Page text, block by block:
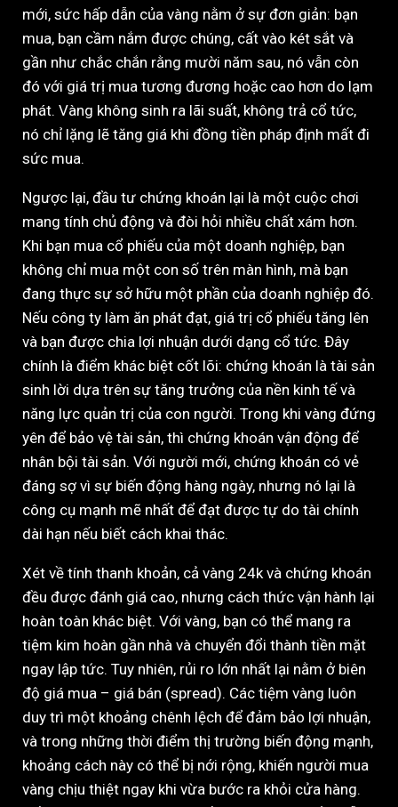
mới, sức hấp dẫn của vàng nằm ở sự đơn giản: bạn
mua, bạn cầm nắm được chúng, cất vào két sắt và
gần như chắc chắn rằng mười năm sau, nó vẫn còn
đó với giá trị mua tương đương hoặc cao hơn do lạm
phát. Vàng không sinh ra lãi suất, không trả cổ tức,
nó chỉ lặng lẽ tăng giá khi đồng tiền pháp định mất đi
sức mua.
Ngược lại, đầu tư chứng khoán lại là một cuộc chơi
mang tính chủ động và đòi hỏi nhiều chất xám hơn.
Khi bạn mua cổ phiếu của một doanh nghiệp, bạn
không chỉ mua một con số trên màn hình, mà bạn
đang thực sự sở hữu một phần của doanh nghiệp đó.
Nếu công ty làm ăn phát đạt, giá trị cổ phiếu tăng lên
và bạn được chia lợi nhuận dưới dạng cổ tức. Đây
chính là điểm khác biệt cốt lõi: chứng khoán là tài sản
sinh lời dựa trên sự tăng trưởng của nền kinh tế và
năng lực quản trị của con người. Trong khi vàng đứng
yên để bảo vệ tài sản, thì chứng khoán vận động để
nhân bội tài sản. Với người mới, chứng khoán có vẻ
đáng sợ vì sự biến động hàng ngày, nhưng nó lại là
công cụ mạnh mẽ nhất để đạt được tự do tài chính
dài hạn nếu biết cách khai thác.
Xét về tính thanh khoản, cả vàng 24k và chứng khoán
đều được đánh giá cao, nhưng cách thức vận hành lại
hoàn toàn khác biệt. Với vàng, bạn có thể mang ra
tiệm kim hoàn gần nhà và chuyển đổi thành tiền mặt
ngay lập tức. Tuy nhiên, rủi ro lớn nhất lại nằm ở biên
độ giá mua – giá bán (spread). Các tiệm vàng luôn
duy trì một khoảng chênh lệch để đảm bảo lợi nhuận,
và trong những thời điểm thị trường biến động mạnh,
khoảng cách này có thể bị nới rộng, khiến người mua
vàng chịu thiệt ngay khi vừa bước ra khỏi cửa hàng.